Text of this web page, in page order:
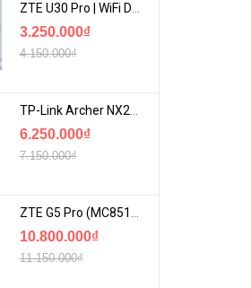
ZTE U30 Pro | WiFi Di Động 5G Tốc Độ Lên Đến 500Mbps, Màn Hình Cảm Ứng
3.250.000₫
4.150.000₫
TP-Link Archer NX200 | Bộ Phát WiFi Dùng Sim 5G Tốc Độ Cao Mới FullBox
6.250.000₫
7.150.000₫
ZTE G5 Pro (MC8512) | Router 5G WiFi7 Be7200 Hỗ Trợ Băng Tần 6Ghz Cực Mạnh
10.800.000₫
11.150.000₫